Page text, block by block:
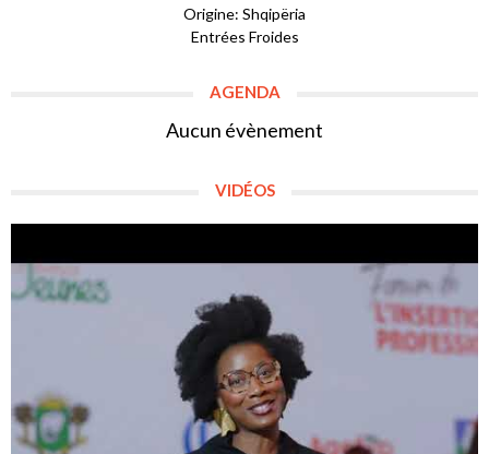
Origine: Shqipëria
Entrées Froides
AGENDA
Aucun évènement
VIDÉOS